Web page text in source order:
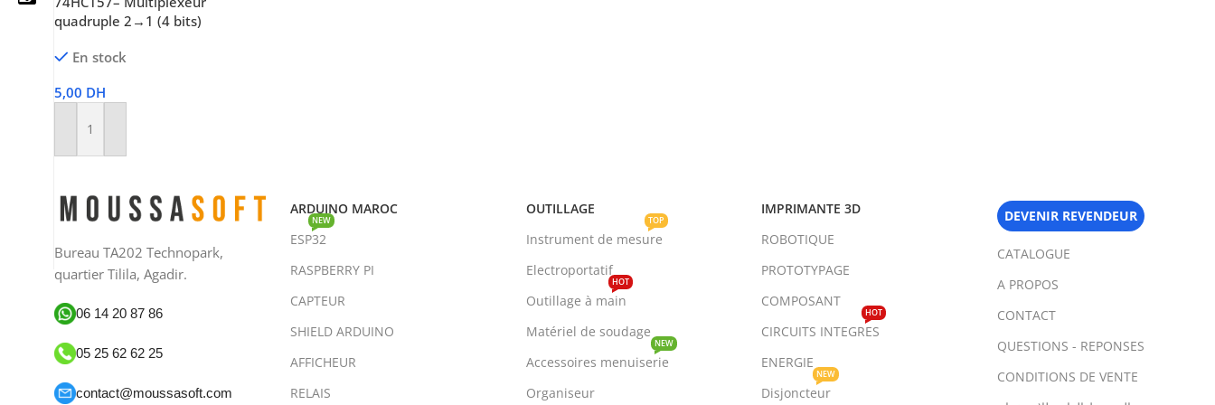
06 14 20 87 86
moussasoft.diy
quadruple 2→1 (4 bits)
En stock
5,00 DH
Ajouter Au Panier
Bureau TA202 Technopark,
quartier Tilila, Agadir.
06 14 20 87 86
05 25 62 62 25
contact@moussasoft.com
ARDUINO MAROC
ESP32
NEW
RASPBERRY PI
CAPTEUR
SHIELD ARDUINO
AFFICHEUR
RELAIS
OUTILLAGE
Instrument de mesure
TOP
Electroportatif
Outillage à main
HOT
Matériel de soudage
Accessoires menuiserie
NEW
Organiseur
IMPRIMANTE 3D
ROBOTIQUE
PROTOTYPAGE
COMPOSANT
CIRCUITS INTEGRES
HOT
ENERGIE
Disjoncteur
NEW
DEVENIR REVENDEUR
CATALOGUE
A PROPOS
CONTACT
QUESTIONS - REPONSES
CONDITIONS DE VENTE